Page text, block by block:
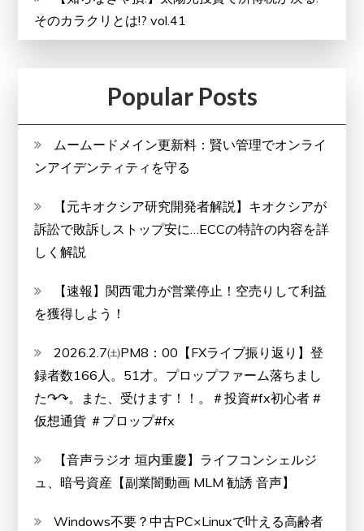
そのカラクリとは!? vol.41
Popular Posts
ムームードメイン更新料：賢い管理でオンライ
ンアイデンティティを守る
【元キオクシア研究開発者解説】キオクシアが
訴訟で敗訴しストップ安に…ECCの特許の内容を詳
しく解説
【速報】関西電力が営業停止！空売りして利益
を獲得しよう！
2026.2.7㈯PM8：00【FXライブ振り返り】登
録者数166人。51才。プロップファーム落ちまし
た↷↷。また、受けます！！。＃投資#fx初心者 #
仮想通貨 ＃プロップ#fx
【音声ラジオ 垣内重慶】ライフコンシェルジ
ュ、暗号資産【副業闇動画 MLM 勧誘 音声】
Windows不要？中古PC×Linuxで叶える高齢者